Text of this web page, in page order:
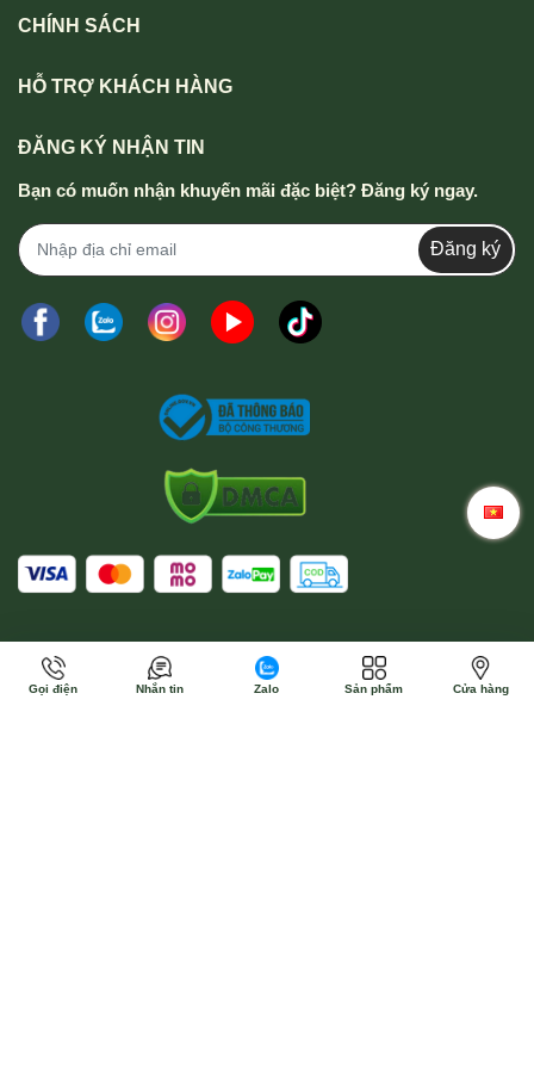
CHÍNH SÁCH
HỖ TRỢ KHÁCH HÀNG
ĐĂNG KÝ NHẬN TIN
Bạn có muốn nhận khuyến mãi đặc biệt? Đăng ký ngay.
Đăng ký
Gọi điện Nhắn tin Zalo Sản phẩm Cửa hàng